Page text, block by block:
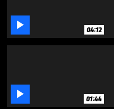
 04:12
 01:44